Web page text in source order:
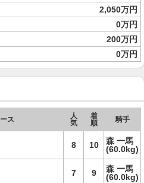
2,050万円
0万円
200万円
0万円
ス
人
気
着
順
騎手
8 10
森 一馬
(60.0kg)
7 9
森 一馬
(60.0kg)